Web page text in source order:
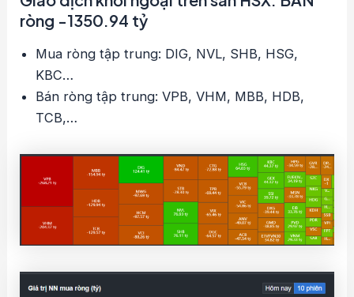
ròng -1350.94 tỷ
Mua ròng tập trung: DIG, NVL, SHB, HSG,
KBC…
Bán ròng tập trung: VPB, VHM, MBB, HDB,
TCB,…